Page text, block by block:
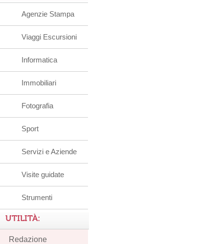
Agenzie Stampa
Viaggi Escursioni
Informatica
Immobiliari
Fotografia
Sport
Servizi e Aziende
Visite guidate
Strumenti
UTILITÀ:
Redazione